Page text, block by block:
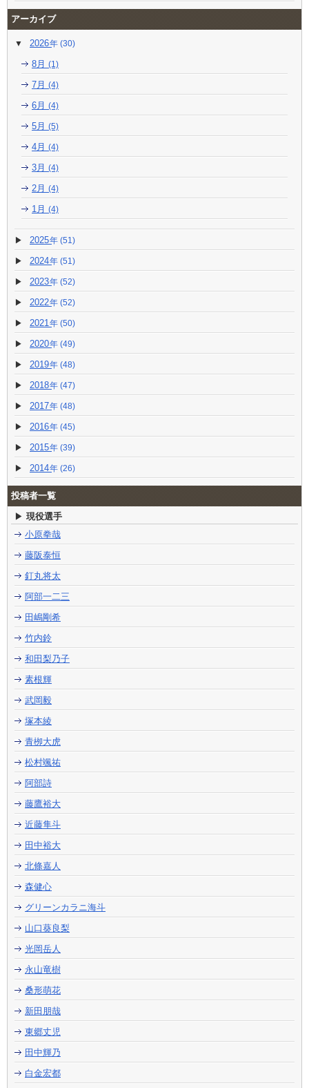
アーカイブ
2026 (30)
8月 (1)
7月 (4)
6月 (4)
5月 (5)
4月 (4)
3月 (4)
2月 (4)
1月 (4)
2025 (51)
2024 (51)
2023 (52)
2022 (52)
2021 (50)
2020 (49)
2019 (48)
2018 (47)
2017 (48)
2016 (45)
2015 (39)
2014 (26)
投稿者一覧
現役選手
小原拳哉
藤阪泰恒
釘丸将太
阿部一二三
田嶋剛希
竹内鈴
和田梨乃子
素根輝
武岡毅
塚本綾
青栁大虎
松村颯祐
阿部詩
藤鷹裕大
近藤隼斗
田中裕大
北條嘉人
森健心
グリーンカラニ海斗
山口葵良梨
光岡岳人
永山竜樹
桑形萌花
新田朋哉
東郷丈児
田中輝乃
白金宏都